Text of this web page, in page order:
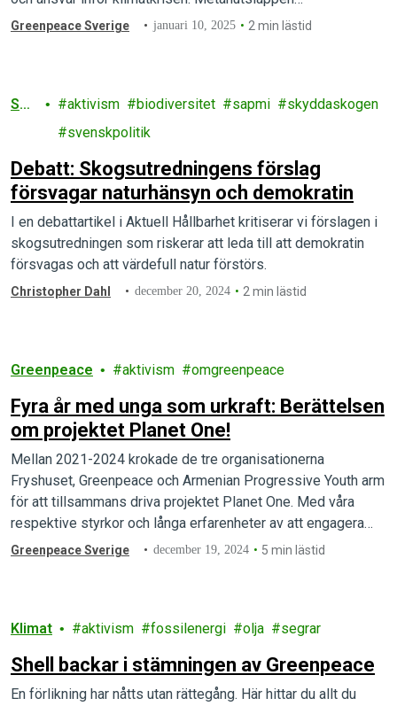
Greenpeace Sverige januari 10, 2025 2 min lästid
Sko
aktivism biodiversitet sapmi
skyddaskogen
svenskpolitik
Debatt: Skogsutredningens förslag
försvagar naturhänsyn och demokratin
I en debattartikel i Aktuell Hållbarhet kritiserar vi förslagen i
skogsutredningen som riskerar att leda till att demokratin
försvagas och att värdefull natur förstörs.
Christopher Dahl december 20, 2024 2 min lästid
Greenpeace aktivism omgreenpeace
Fyra år med unga som urkraft: Berättelsen
om projektet Planet One!
Mellan 2021-2024 krokade de tre organisationerna
Fryshuset, Greenpeace och Armenian Progressive Youth arm
för att tillsammans driva projektet Planet One. Med våra
respektive styrkor och långa erfarenheter av att engagera
unga, bygga plattformar och bedriva påverkansarbete inom
Greenpeace Sverige december 19, 2024 5 min lästid
Klimat aktivism fossilenergi olja segrar
Shell backar i stämningen av Greenpeace
En förlikning har nåtts utan rättegång. Här hittar du allt du